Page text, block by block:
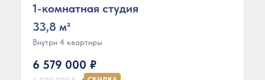
1-комнатная студия
33,8 м²
Внутри 4 квартиры
6 579 000 ₽